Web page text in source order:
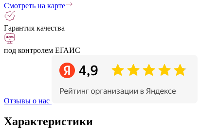
Смотреть на карте
Гарантия качества
под контролем ЕГАИС
Отзывы о нас
Характеристики